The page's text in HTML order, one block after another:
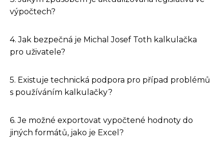
výpočtech?
4. Jak bezpečná je Michal Josef Toth kalkulačka
pro uživatele?
5. Existuje technická podpora pro případ problémů
s používáním kalkulačky?
6. Je možné exportovat vypočtené hodnoty do
jiných formátů, jako je Excel?